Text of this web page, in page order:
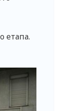
етапа.